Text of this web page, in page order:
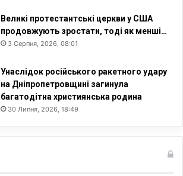
Великі протестантські церкви у США
продовжують зростати, тоді як менші…
3 Серпня, 2026, 08:01
Унаслідок російського ракетного удару
на Дніпропетровщині загинула
багатодітна християнська родина
30 Липня, 2026, 18:49